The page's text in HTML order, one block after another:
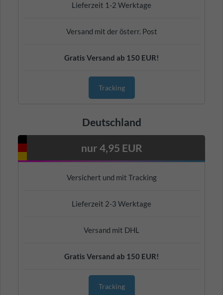
Lieferzeit 1-2 Werktage
Versand mit der österr. Post
Gratis Versand ab 150 EUR!
Tracking
Deutschland
nur 4,95 EUR
Versichert und mit Tracking
Lieferzeit 2-3 Werktage
Versand mit DHL
Gratis Versand ab 150 EUR!
Tracking